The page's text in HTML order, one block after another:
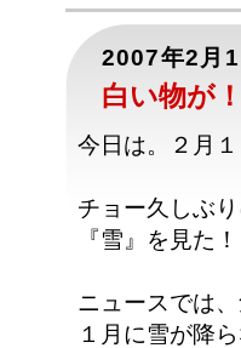
2007年2月
白い物が
今日は。２月
チョー久しぶ
『雪』を見た
ニュースでは
１月に雪が降